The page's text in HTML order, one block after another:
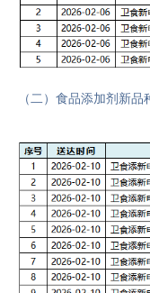
（二） 食品添加剂新品